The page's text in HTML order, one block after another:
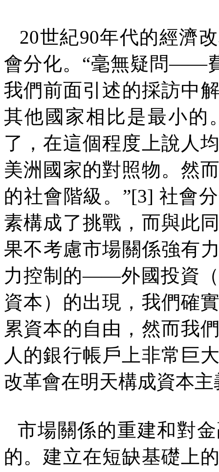
20世紀90年代的經濟
會分化。“毫無疑問——
我們前面引述的採訪中
其他國家相比是最小的
了，在這個程度上說人
美洲國家的對照物。然
的社會階級。”[3] 社會
素構成了挑戰，而與此
果不考慮市場關係強有
力控制的——外國投資
資本）的出現，我們確
累資本的自由，然而我
人的銀行帳戶上非常巨
改革會在明天構成資本
市場關係的重建和對
的。建立在短缺基礎上